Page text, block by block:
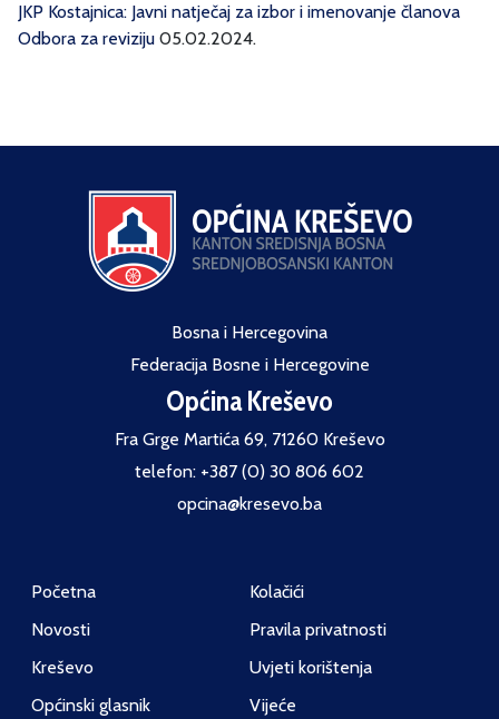
JKP Kostajnica: Javni natječaj za izbor i imenovanje članova
Odbora za reviziju 05.02.2024.
Bosna i Hercegovina
Federacija Bosne i Hercegovine
Općina Kreševo
Fra Grge Martića 69, 71260 Kreševo
telefon: +387 (0) 30 806 602
opcina@kresevo.ba
Početna
Novosti
Kreševo
Općinski glasnik
Kolačići
Pravila privatnosti
Uvjeti korištenja
Vijeće